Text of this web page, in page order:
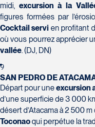
midi, excursion à la
figures formées par
Cocktail servi en profitant
où vous pourrez apprécier
vallée. (DJ, DN)
9
SAN PEDRO DE
Départ pour uneexcursion
d’une superficie de 3 000
désert d’Atacama à 2 500 m
Toconaoqui perpétue la
Voyages Tourbec
Local 150
Salaberry-de-Valleyfield
J6S 0J7
Tél :450-373-1475
Voyages Paradis
2500 rue Beaurevoir,
Québec
G2C 0M4
Tél :418-659-6650
Voyages Plein Soleil